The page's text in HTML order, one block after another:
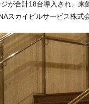
が合計18台導入され、
スカイビルサービス株